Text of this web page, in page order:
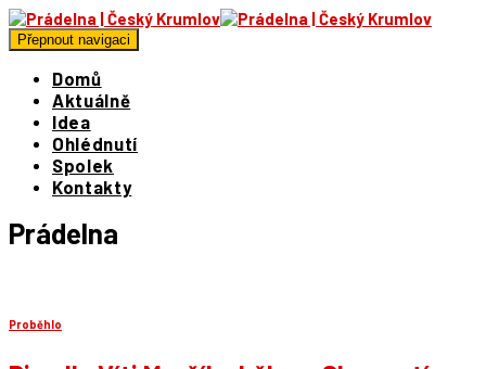
Přepnout navigaci
Domů
Aktuálně
Idea
Ohlédnutí
Spolek
Kontakty
Prádelna
Proběhlo